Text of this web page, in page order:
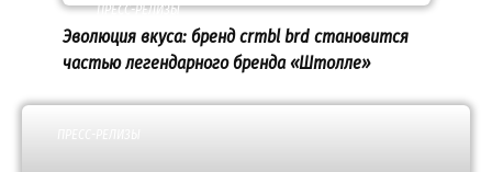
ПРЕСС-РЕЛИЗЫ
Эволюция вкуса: бренд crmbl brd становится
частью легендарного бренда «Штолле»